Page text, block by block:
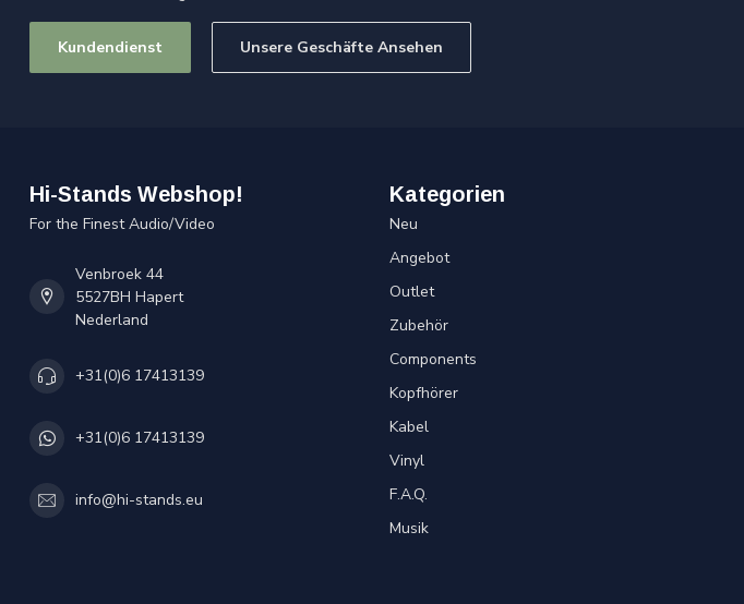
Kundendienst Unsere Geschäfte Ansehen
Hi-Stands Webshop!
For the Finest Audio/Video
Venbroek 44
5527BH Hapert
Nederland
+31(0)6 17413139
+31(0)6 17413139
info@hi-stands.eu
Kategorien
Neu
Angebot
Outlet
Zubehör
Components
Kopfhörer
Kabel
Vinyl
F.A.Q.
Musik